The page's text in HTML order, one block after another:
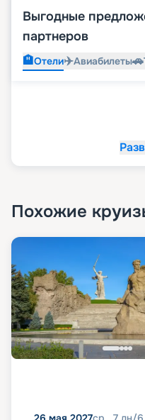
Выгодные
партнеров
🏨Отели✈️Авиабилеты🚗
Похожие